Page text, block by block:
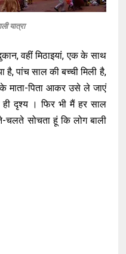
यात्रा
वहीं मिठाइयां, एक के साथ
पांच साल की बच्ची मिली है,
माता-पिता आकर उसे ले जाएं
दृश्य । फिर भी मैं हर साल
चलते सोचता हूं कि लोग बाली